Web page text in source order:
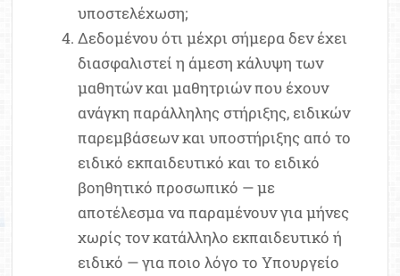
υποστελέχωση;
Δεδομένου ότι μέχρι σήμερα δεν έχει
διασφαλιστεί η άμεση κάλυψη των
μαθητών και μαθητριών που έχουν
ανάγκη παράλληλης στήριξης, ειδικών
παρεμβάσεων και υποστήριξης από το
ειδικό εκπαιδευτικό και το ειδικό
βοηθητικό προσωπικό — με
αποτέλεσμα να παραμένουν για μήνες
χωρίς τον κατάλληλο εκπαιδευτικό ή
ειδικό — για ποιο λόγο το Υπουργείο